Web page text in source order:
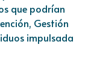
que podrían
Gestión
impulsada